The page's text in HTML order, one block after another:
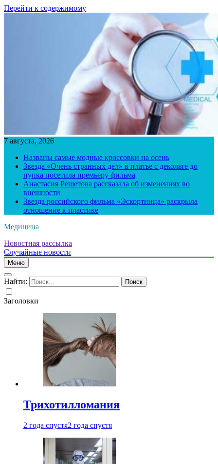
Перейти к содержимому
7 августа, 2026
Названы самые модные кроссовки на осень
Звезда «Очень странных дел» в платье с декольте до
пупка посетила премьеру фильма
Анастасия Решетова рассказала об изменениях во
внешности
Звезда российского фильма «Эскортница» раскрыла
отношение к пластике
Медицина
Новостная рассылка
Случайные новости
Меню
Найти:
Заголовки
Трихотилломания
2 года спустя2 года спустя